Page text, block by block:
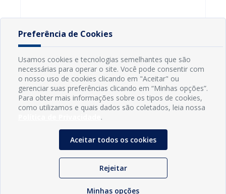
INFORMAÇÕES
CNPJ: 08.916.645/0001-80
Preferência de Cookies
Usamos cookies e tecnologias semelhantes que são
necessárias para operar o site. Você pode consentir com
o nosso uso de cookies clicando em "Aceitar" ou
gerenciar suas preferências clicando em “Minhas opções”.
Para obter mais informações sobre os tipos de cookies,
como utilizamos e quais dados são coletados, leia nossa
.
Aceitar todos os cookies
Rejeitar
Minhas opções